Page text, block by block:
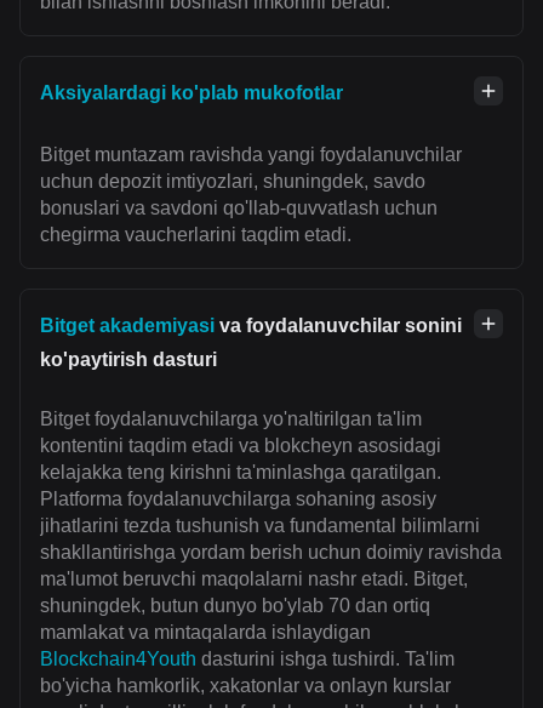
Aksiyalardagi ko'plab mukofotlar
Bitget muntazam ravishda yangi foydalanuvchilar
uchun depozit imtiyozlari, shuningdek, savdo
bonuslari va savdoni qo'llab-quvvatlash uchun
chegirma vaucherlarini taqdim etadi.
Bitget akademiyasi va foydalanuvchilar sonini
ko'paytirish dasturi
Bitget foydalanuvchilarga yo'naltirilgan ta'lim
kontentini taqdim etadi va blokcheyn asosidagi
kelajakka teng kirishni ta'minlashga qaratilgan.
Platforma foydalanuvchilarga sohaning asosiy
jihatlarini tezda tushunish va fundamental bilimlarni
shakllantirishga yordam berish uchun doimiy ravishda
ma'lumot beruvchi maqolalarni nashr etadi. Bitget,
shuningdek, butun dunyo bo'ylab 70 dan ortiq
mamlakat va mintaqalarda ishlaydigan
Blockchain4Youth dasturini ishga tushirdi. Ta'lim
bo'yicha hamkorlik, xakatonlar va onlayn kurslar